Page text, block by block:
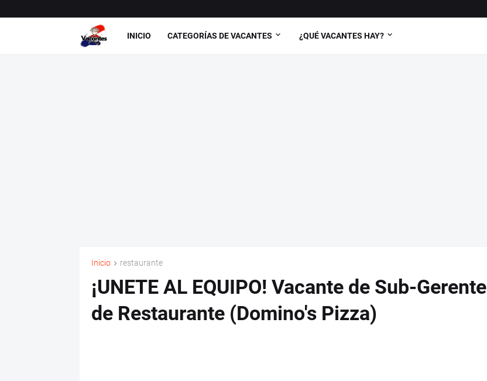
INICIO CATEGORÍAS DE VACANTES ¿QUÉ VACANTES HAY?
Inicio restaurante
¡UNETE AL EQUIPO! Vacante de Sub-Gerente
de Restaurante (Domino's Pizza)